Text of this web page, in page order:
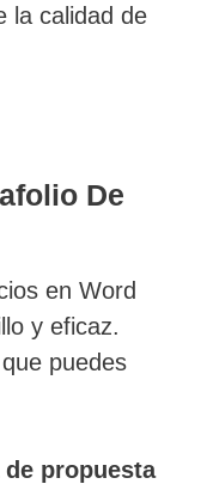
la calidad de
De
en Word
y eficaz.
puedes
propuesta